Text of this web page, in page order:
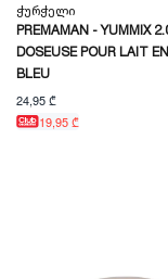
Ჭურჭელი
PREMAMAN - YUMMIX
DOSEUSE POUR LAIT
BLEU
24,95 ₾
19,95 ₾